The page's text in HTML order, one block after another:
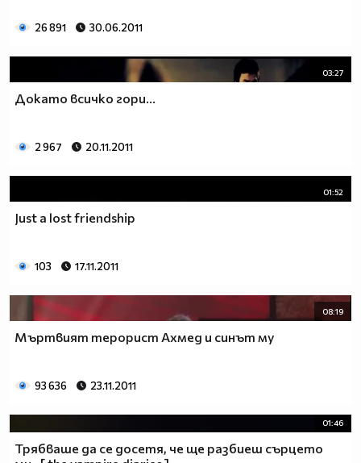
26 891 30.06.2011
03:27
Докато всичко гори...
2 967 20.11.2011
01:52
Just a lost friendship
103 17.11.2011
08:19
Мъртвият терорист Ахмед и синът му
93 636 23.11.2011
01:46
Трябваше да се досетя, че ще разбиеш сърцето